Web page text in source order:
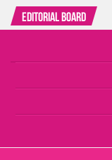
Editorial Board